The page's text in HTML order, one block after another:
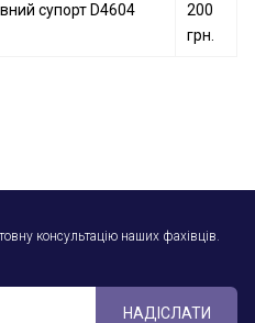
супорт D4604
200
грн.
консультацію наших фахівців.
НАДІСЛАТИ